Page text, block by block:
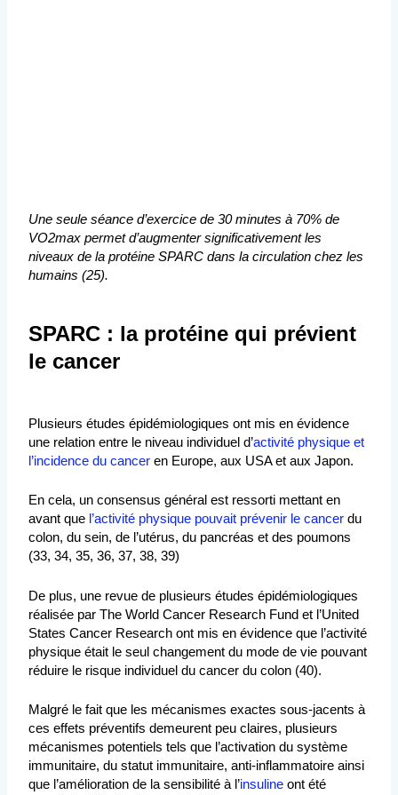
Une seule séance d’exercice de 30 minutes à 70% de
VO2max permet d’augmenter significativement les
niveaux de la protéine SPARC dans la circulation chez les
humains (25).
SPARC : la protéine qui prévient
le cancer
Plusieurs études épidémiologiques ont mis en évidence
une relation entre le niveau individuel d’activité physique et
l’incidence du cancer en Europe, aux USA et aux Japon.
En cela, un consensus général est ressorti mettant en
avant que l’activité physique pouvait prévenir le cancer du
colon, du sein, de l’utérus, du pancréas et des poumons
(33, 34, 35, 36, 37, 38, 39)
De plus, une revue de plusieurs études épidémiologiques
réalisée par The World Cancer Research Fund et l’United
States Cancer Research ont mis en évidence que l’activité
physique était le seul changement du mode de vie pouvant
réduire le risque individuel du cancer du colon (40).
Malgré le fait que les mécanismes exactes sous-jacents à
ces effets préventifs demeurent peu claires, plusieurs
mécanismes potentiels tels que l’activation du système
immunitaire, du statut immunitaire, anti-inflammatoire ainsi
que l’amélioration de la sensibilité à l’insuline ont été